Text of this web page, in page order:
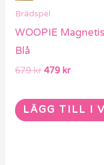
Brädspel
WOOPIE
Blå
679kr 479kr
LÄGG TILL I